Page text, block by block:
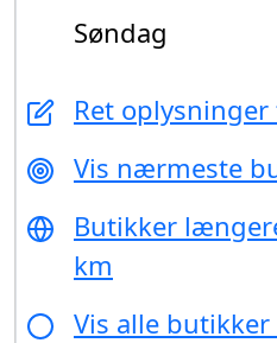
Søndag
Ret
Vis nærmeste
Butikker
km
Vis alle